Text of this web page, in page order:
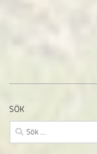
SÖK
Sök
efter: